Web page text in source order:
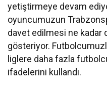
yetiştirmeye devam
oyuncumuzun
davet edilmesi ne kadar
gösteriyor.
liglere daha fazla
ifadelerini kullandı.